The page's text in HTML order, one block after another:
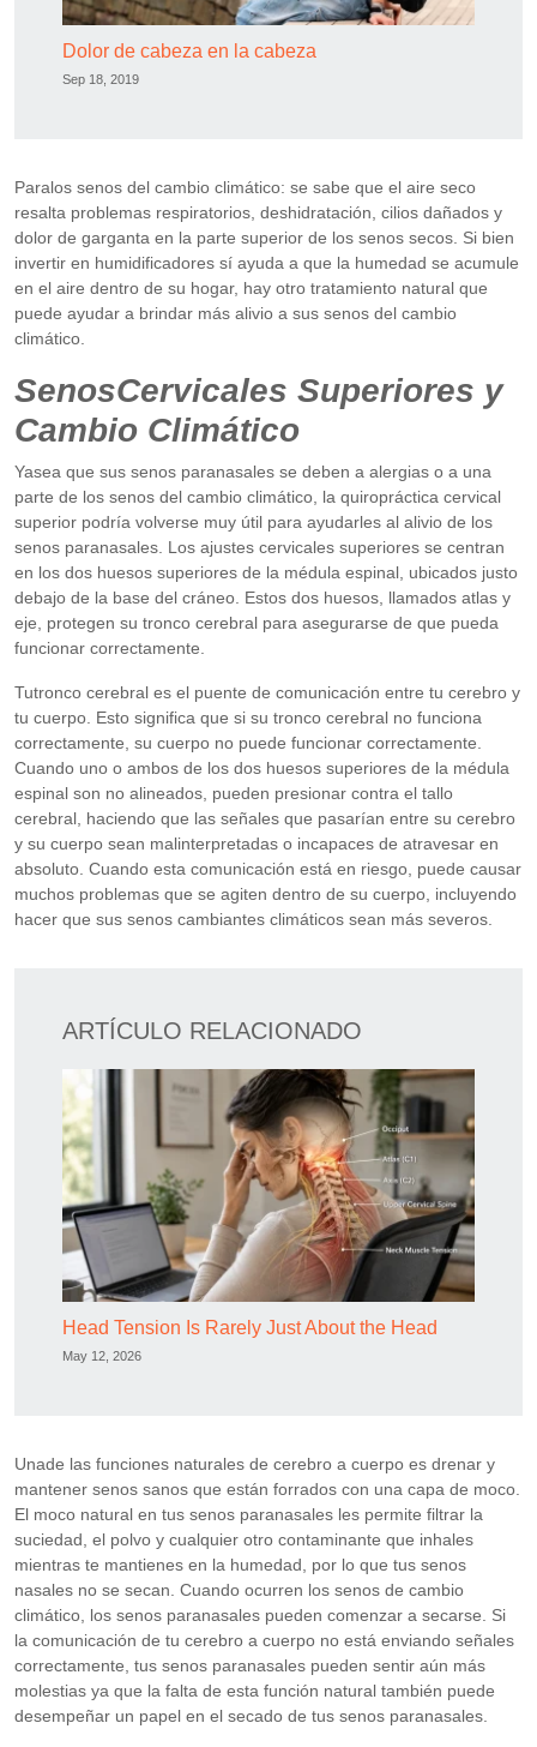
Dolor de cabeza en la cabeza
Sep 18, 2019
Paralos senos del cambio climático: se sabe que el aire seco
resalta problemas respiratorios, deshidratación, cilios dañados y
dolor de garganta en la parte superior de los senos secos. Si bien
invertir en humidificadores sí ayuda a que la humedad se acumule
en el aire dentro de su hogar, hay otro tratamiento natural que
puede ayudar a brindar más alivio a sus senos del cambio
climático.
SenosCervicales Superiores y
Cambio Climático
Yasea que sus senos paranasales se deben a alergias o a una
parte de los senos del cambio climático, la quiropráctica cervical
superior podría volverse muy útil para ayudarles al alivio de los
senos paranasales. Los ajustes cervicales superiores se centran
en los dos huesos superiores de la médula espinal, ubicados justo
debajo de la base del cráneo. Estos dos huesos, llamados atlas y
eje, protegen su tronco cerebral para asegurarse de que pueda
funcionar correctamente.
Tutronco cerebral es el puente de comunicación entre tu cerebro y
tu cuerpo. Esto significa que si su tronco cerebral no funciona
correctamente, su cuerpo no puede funcionar correctamente.
Cuando uno o ambos de los dos huesos superiores de la médula
espinal son no alineados, pueden presionar contra el tallo
cerebral, haciendo que las señales que pasarían entre su cerebro
y su cuerpo sean malinterpretadas o incapaces de atravesar en
absoluto. Cuando esta comunicación está en riesgo, puede causar
muchos problemas que se agiten dentro de su cuerpo, incluyendo
hacer que sus senos cambiantes climáticos sean más severos.
ARTÍCULO RELACIONADO
Head Tension Is Rarely Just About the Head
May 12, 2026
Unade las funciones naturales de cerebro a cuerpo es drenar y
mantener senos sanos que están forrados con una capa de moco.
El moco natural en tus senos paranasales les permite filtrar la
suciedad, el polvo y cualquier otro contaminante que inhales
mientras te mantienes en la humedad, por lo que tus senos
nasales no se secan. Cuando ocurren los senos de cambio
climático, los senos paranasales pueden comenzar a secarse. Si
la comunicación de tu cerebro a cuerpo no está enviando señales
correctamente, tus senos paranasales pueden sentir aún más
molestias ya que la falta de esta función natural también puede
desempeñar un papel en el secado de tus senos paranasales.